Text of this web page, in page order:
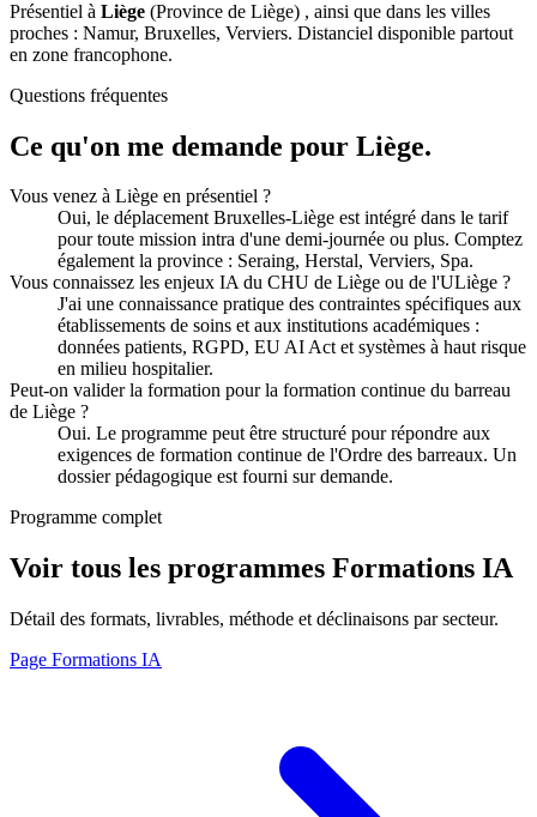
Présentiel à Liège (Province de Liège) , ainsi que dans les villes
proches : Namur, Bruxelles, Verviers. Distanciel disponible partout
en zone francophone.
Questions fréquentes
Ce qu'on me demande pour Liège.
Vous venez à Liège en présentiel ?
Oui, le déplacement Bruxelles-Liège est intégré dans le tarif
pour toute mission intra d'une demi-journée ou plus. Comptez
également la province : Seraing, Herstal, Verviers, Spa.
Vous connaissez les enjeux IA du CHU de Liège ou de l'ULiège ?
J'ai une connaissance pratique des contraintes spécifiques aux
établissements de soins et aux institutions académiques :
données patients, RGPD, EU AI Act et systèmes à haut risque
en milieu hospitalier.
Peut-on valider la formation pour la formation continue du barreau
de Liège ?
Oui. Le programme peut être structuré pour répondre aux
exigences de formation continue de l'Ordre des barreaux. Un
dossier pédagogique est fourni sur demande.
Programme complet
Voir tous les programmes Formations IA
Détail des formats, livrables, méthode et déclinaisons par secteur.
Page Formations IA